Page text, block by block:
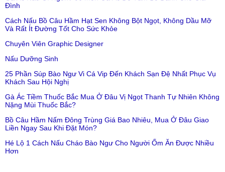
Đình
Cách Nấu Bồ Câu Hầm Hạt Sen Không Bột Ngọt, Không Dầu Mỡ
Và Rất Ít Đường Tốt Cho Sức Khỏe
Chuyên Viên Graphic Designer
Nấu Dưỡng Sinh
25 Phần Súp Bào Ngư Vi Cá Vip Đến Khách Sạn Đệ Nhất Phục Vụ
Khách Sau Hội Nghị
Gà Ác Tiềm Thuốc Bắc Mua Ở Đâu Vị Ngọt Thanh Tự Nhiên Không
Nặng Mùi Thuốc Bắc?
Bồ Câu Hầm Nấm Đông Trùng Giá Bao Nhiêu, Mua Ở Đâu Giao
Liền Ngay Sau Khi Đặt Món?
Hé Lộ 1 Cách Nấu Cháo Bào Ngư Cho Người Ốm Ăn Được Nhiều
Hơn